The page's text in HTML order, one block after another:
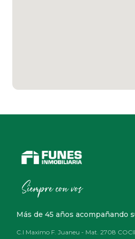
Más de 45 años acompañando
C.I Maximo F. Juaneu - Mat. 2708